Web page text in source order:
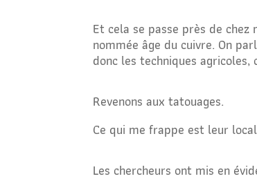
Et cela se passe près de chez
nommée âge du cuivre. On
donc les techniques
Revenons aux tatouages.
Ce qui me frappe est leur
Les chercheurs ont mis en